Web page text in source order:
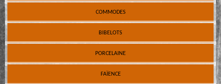
COMMODES
BIBELOTS
PORCELAINE
FAÏENCE